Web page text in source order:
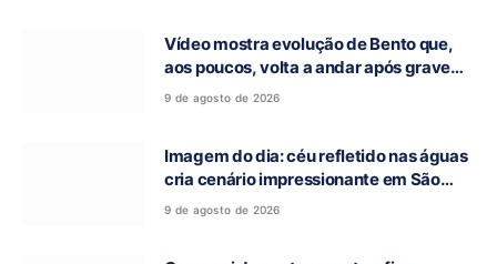
Vídeo mostra evolução de Bento que,
aos poucos, volta a andar após grave
acidente na GO-118, em Campos Belos-
9 de agosto de 2026
Imagem do dia: céu refletido nas águas
cria cenário impressionante em São
Domingos-GO
9 de agosto de 2026